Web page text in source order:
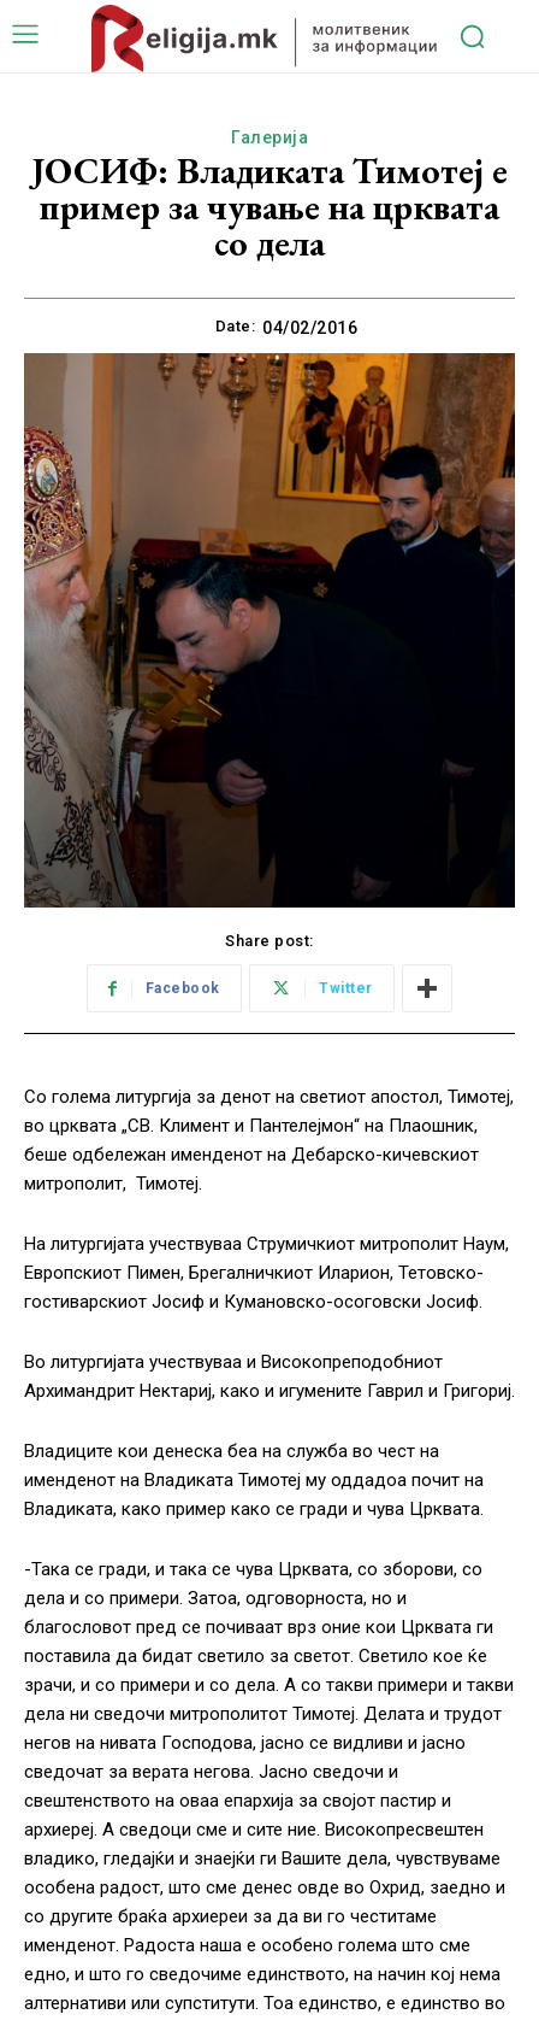
Галерија
ЈОСИФ: Владиката Тимотеј е
пример за чување на црквата
со дела
Date: 04/02/2016
Share post:
Facebook Twitter
Со голема литургија за денот на светиот апостол, Тимотеј,
во црквата „СВ. Климент и Пантелејмон“ на Плаошник,
беше одбележан именденот на Дебарско-кичевскиот
митрополит, Тимотеј.
На литургијата учествуваа Струмичкиот митрополит Наум,
Европскиот Пимен, Брегалничкиот Иларион, Тетовско-
гостиварскиот Јосиф и Кумановско-осоговски Јосиф.
Во литургијата учествуваа и Високопреподобниот
Архимандрит Нектариј, како и игумените Гаврил и Григориј.
Владиците кои денеска беа на служба во чест на
именденот на Владиката Тимотеј му оддадоа почит на
Владиката, како пример како се гради и чува Црквата.
-Така се гради, и така се чува Црквата, со зборови, со
дела и со примери. Затоа, одговорноста, но и
благословот пред се почиваат врз оние кои Црквата ги
поставила да бидат светило за светот. Светило кое ќе
зрачи, и со примери и со дела. А со такви примери и такви
дела ни сведочи митрополитот Тимотеј. Делата и трудот
негов на нивата Господова, јасно се видливи и јасно
сведочат за верата негова. Јасно сведочи и
свештенството на оваа епархија за својот пастир и
архиереј. А сведоци сме и сите ние. Високопресвештен
владико, гледајќи и знаејќи ги Вашите дела, чувствуваме
особена радост, што сме денес овде во Охрид, заедно и
со другите браќа архиереи за да ви го честитаме
именденот. Радоста наша е особено голема што сме
едно, и што го сведочиме единството, на начин кој нема
алтернативи или супститути. Тоа единство, е единство во